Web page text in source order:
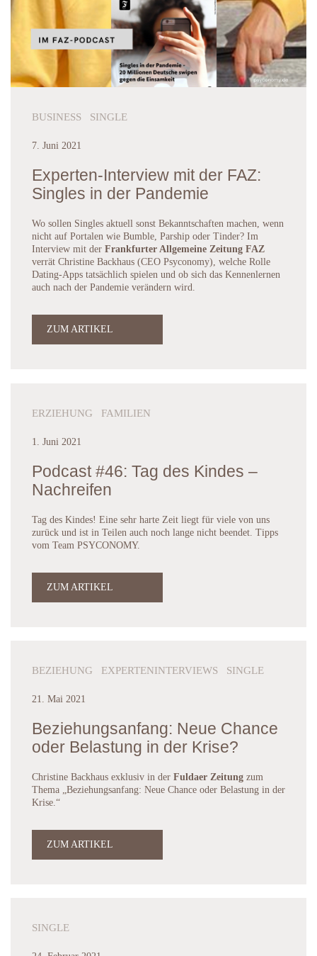
BUSINESS SINGLE
7. Juni 2021
Experten-Interview mit der FAZ:
Singles in der Pandemie
Wo sollen Singles aktuell sonst Bekanntschaften machen, wenn
nicht auf Portalen wie Bumble, Parship oder Tinder? Im
Interview mit der Frankfurter Allgemeine Zeitung FAZ
verrät Christine Backhaus (CEO Psyconomy), welche Rolle
Dating-Apps tatsächlich spielen und ob sich das Kennenlernen
auch nach der Pandemie verändern wird.
ZUM ARTIKEL
ERZIEHUNG FAMILIEN
1. Juni 2021
Podcast #46: Tag des Kindes –
Nachreifen
Tag des Kindes! Eine sehr harte Zeit liegt für viele von uns
zurück und ist in Teilen auch noch lange nicht beendet. Tipps
vom Team PSYCONOMY.
ZUM ARTIKEL
BEZIEHUNG EXPERTENINTERVIEWS SINGLE
21. Mai 2021
Beziehungsanfang: Neue Chance
oder Belastung in der Krise?
Christine Backhaus exklusiv in der Fuldaer Zeitung zum
Thema „Beziehungsanfang: Neue Chance oder Belastung in der
Krise.“
ZUM ARTIKEL
SINGLE